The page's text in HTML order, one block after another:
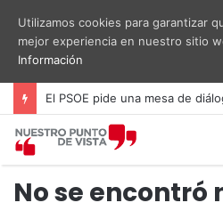
No se encontró
Utilizamos cookies para garantizar
mejor experiencia en nuestro sitio
Información